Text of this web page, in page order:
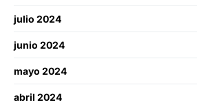
julio 2024
junio 2024
mayo 2024
abril 2024